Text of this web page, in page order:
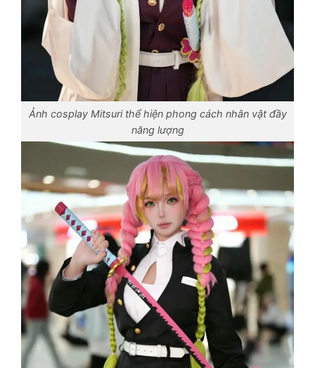
Ảnh cosplay Mitsuri thể hiện phong cách nhân vật đầy
năng lượng